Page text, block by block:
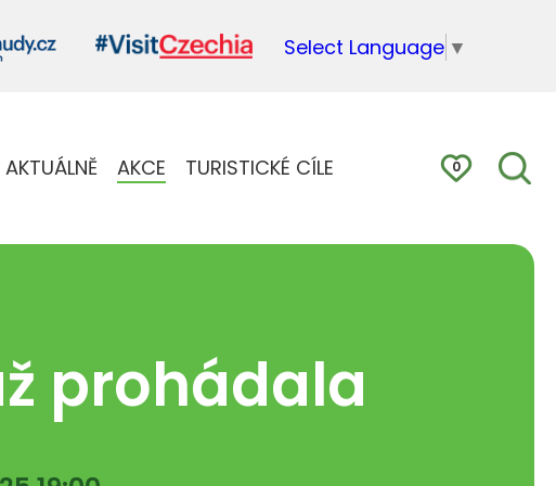
Select Language ▼
AKTUÁLNĚ AKCE TURISTICKÉ CÍLE 0
prohádala